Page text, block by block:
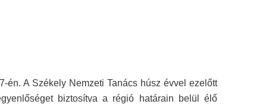
én. A Székely Nemzeti Tanács húsz évvel ezelőtt
biztosítva a régió határain belül élő